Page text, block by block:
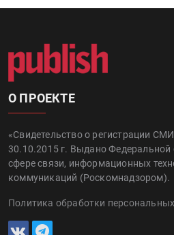
О ПРОЕКТЕ
«Свидетельство о регистрации
30.10.2015 г. Выдано Федеральной
сфере связи, информационных
коммуникаций (Роскомнадзором).
Политика обработки